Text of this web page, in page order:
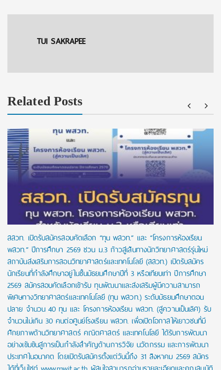
TUI SAKRAPEE
Related Posts
สสวท. เปิดรับสมัครสอบคัดเลือก “ทุน พสวท.” และ “โครงการห้องเรียน
พสวท.” ปีการศึกษา 2569 ชวน ม.3 ก้าวสู่เส้นทางนักวิทยาศาสตร์รุ่นใหม่
สถาบันส่งเสริมการสอนวิทยาศาสตร์และเทคโนโลยี (สสวท.) เปิดรับสมัคร
นักเรียนที่กำลังศึกษาอยู่ในชั้นมัธยมศึกษาปีที่ 3 หรือเทียบเท่า ปีการศึกษา
2569 สมัครสอบคัดเลือกเข้ารับ ทุนพัฒนาและส่งเสริมผู้มีความสามารถ
พิเศษทางวิทยาศาสตร์และเทคโนโลยี (ทุน พสวท.) ระดับมัธยมศึกษาตอน
ปลาย จำนวน 40 ทุน และ โครงการห้องเรียน พสวท. (สู่ความเป็นเลิศ) รับ
จำนวนไม่เกิน 30 คนต่อศูนย์โรงเรียน พสวท. เพื่อเปิดโอกาสให้เยาวชนที่มี
ศักยภาพด้านวิทยาศาสตร์ คณิตศาสตร์ และเทคโนโลยี ได้รับการพัฒนา
อย่างเข้มข้นสู่การเป็นกำลังสำคัญด้านการวิจัย นวัตกรรม และการพัฒนา
ประเทศในอนาคต โดยเปิดรับสมัครตั้งแต่วันนี้ถึง 31 สิงหาคม 2569 สมัคร